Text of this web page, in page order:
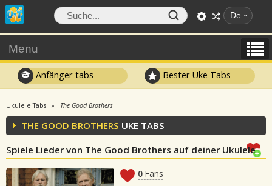
De
Menu
Anfänger tabs Bester Uke Tabs
Ukulele Tabs The Good Brothers
THE GOOD BROTHERS UKE TABS
Spiele Lieder von The Good Brothers auf deiner Ukulele
0 Fans